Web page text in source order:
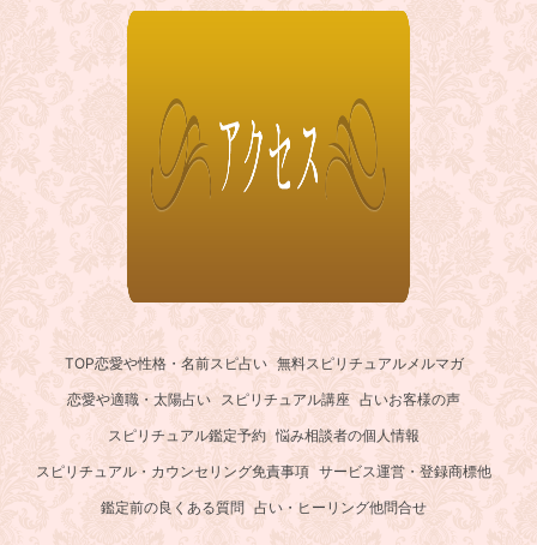
TOP恋愛や性格・名前スピ占い 無料スピリチュアルメルマガ
恋愛や適職・太陽占い
スピリチュアル講座 占いお客様の声
スピリチュアル鑑定予約 悩み相談者の個人情報
スピリチュアル・カウンセリング免責事項 サービス運営・登録商標他
鑑定前の良くある質問 占い・ヒーリング他問合せ